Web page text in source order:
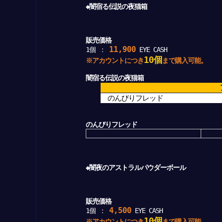
◆闇宿る伝説の夜猫箱
販売価格
1個 ： 11,900 EYE CASH
※アカウントにつき10個 まで購入可能。
闇宿る伝説の夜猫箱
のんびりフレッド
のんびりフレッド
◆闇夜のアストラルパウダーボール
販売価格
1個 ： 4,500 EYE CASH